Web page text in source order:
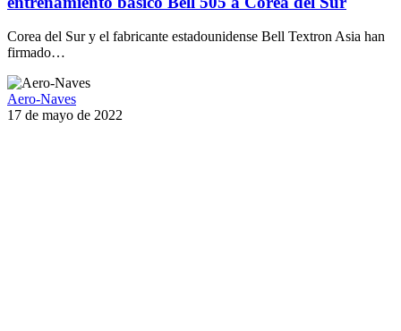
Corea del Sur y el fabricante estadounidense Bell Textron Asia han
firmado…
Aero-Naves
17 de mayo de 2022